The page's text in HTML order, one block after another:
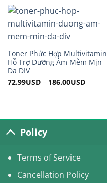
Toner Phức Hợp Multivitamin
Hỗ Trợ Dưỡng Ẩm Mềm Mịn
Da DIV
72.99USD– 186.00USD
Policy
Terms of Service
Cancellation Policy